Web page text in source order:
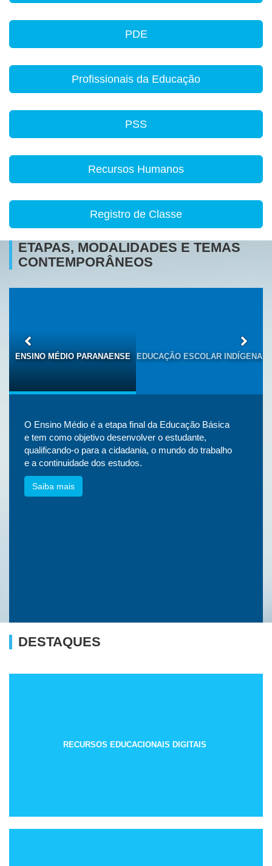
PDE
Profissionais da Educação
PSS
Recursos Humanos
Registro de Classe
ETAPAS, MODALIDADES E TEMAS
CONTEMPORÂNEOS
ENSINO MÉDIO PARANAENSE
EDUCAÇÃO ESCOLAR INDÍGENA
O Ensino Médio é a etapa final da Educação Básica
e tem como objetivo desenvolver o estudante,
qualificando-o para a cidadania, o mundo do trabalho
e a continuidade dos estudos.
Saiba mais
DESTAQUES
RECURSOS EDUCACIONAIS DIGITAIS